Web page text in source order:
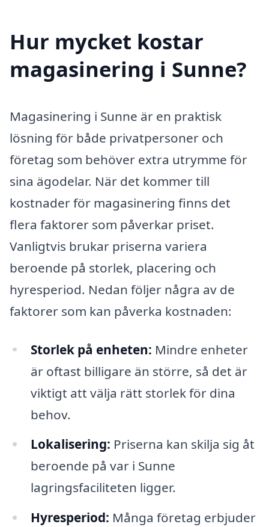
Hur mycket kostar
magasinering i Sunne?
Magasinering i Sunne är en praktisk
lösning för både privatpersoner och
företag som behöver extra utrymme för
sina ägodelar. När det kommer till
kostnader för magasinering finns det
flera faktorer som påverkar priset.
Vanligtvis brukar priserna variera
beroende på storlek, placering och
hyresperiod. Nedan följer några av de
faktorer som kan påverka kostnaden:
Storlek på enheten: Mindre enheter
är oftast billigare än större, så det är
viktigt att välja rätt storlek för dina
behov.
Lokalisering: Priserna kan skilja sig åt
beroende på var i Sunne
lagringsfaciliteten ligger.
Hyresperiod: Många företag erbjuder